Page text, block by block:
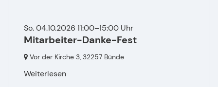
So. 04.10.2026 11:00–15:00 Uhr
Mitarbeiter-Danke-Fest
Vor der Kirche 3, 32257 Bünde
Weiterlesen